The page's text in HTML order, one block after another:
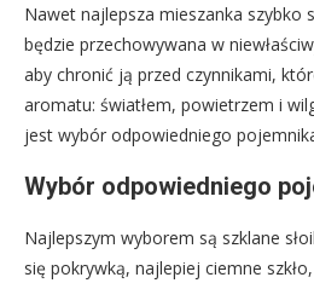
Nawet najlepsza mieszanka szybko
będzie przechowywana w
aby chronić ją przed czynnikami,
aromatu: światłem, powietrzem i
jest wybór odpowiedniego
Wybór odpowiedniego
Najlepszym wyborem są szklane
się pokrywką, najlepiej ciemne